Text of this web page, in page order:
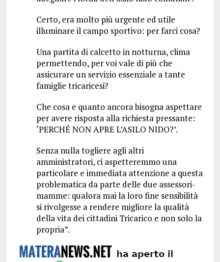
Certo, era molto più urgente ed utile
illuminare il campo sportivo: per farci cosa?
Una partita di calcetto in notturna, clima
permettendo, per voi vale di più che
assicurare un servizio essenziale a tante
famiglie tricaricesi?
Che cosa e quanto ancora bisogna aspettare
per avere risposta alla richiesta pressante:
‘PERCHÉ NON APRE L’ASILO NIDO?’.
Senza nulla togliere agli altri
amministratori, ci aspetteremmo una
particolare e immediata attenzione a questa
problematica da parte delle due assessori-
mamme: qualora mai la loro fine sensibilità
si rivolgesse a rendere migliore la qualità
della vita dei cittadini Tricarico e non solo la
propria”.